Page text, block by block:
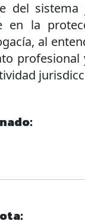
del
en la
al